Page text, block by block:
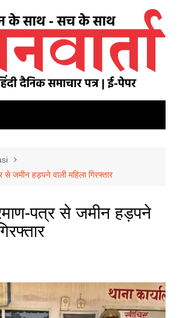
से जमीन हड़पने वाली महिला गिरफ्तार
पत्र से जमीन हड़पने